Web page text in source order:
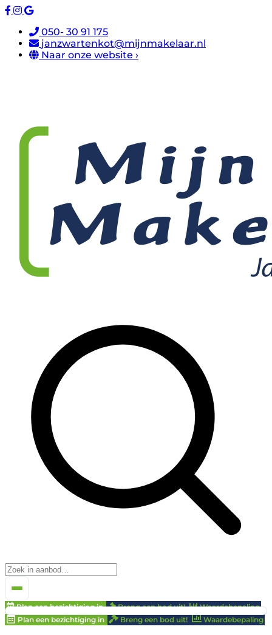
050- 30 91 175
janzwartenkot@mijnmakelaar.nl
Naar onze website ›
Plan een bezichtiging in Breng een bod uit!
Waardebepaling
Plan een bezichtiging in
Breng een bod uit! Waardebepaling